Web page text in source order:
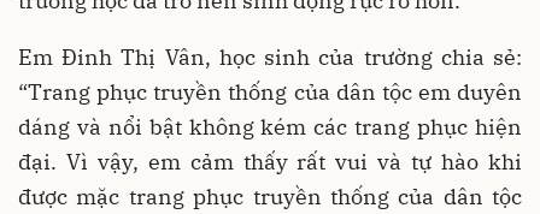
Em Đinh Thị Vân, học sinh của trường chia sẻ:
“Trang phục truyền thống của dân tộc em duyên
dáng và nổi bật không kém các trang phục hiện
đại. Vì vậy, em cảm thấy rất vui và tự hào khi
được mặc trang phục truyền thống của dân tộc